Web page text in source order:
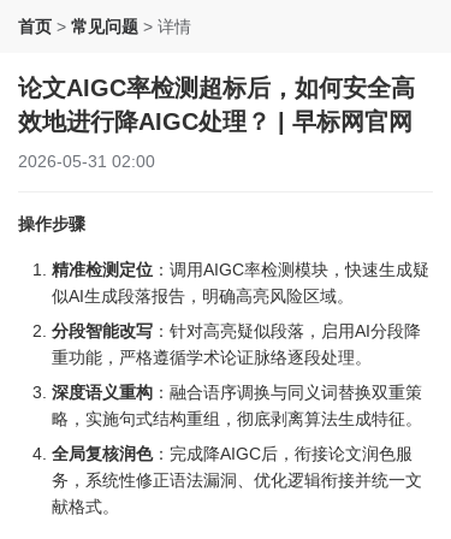
首页 > 常见问题 > 详情
论文AIGC率检测超标后，如何安全高
效地进行降AIGC处理？ | 早标网官网
2026-05-31 02:00
操作步骤
精准检测定位 ：调用AIGC率检测模块，快速生成疑
似AI生成段落报告，明确高亮风险区域。
分段智能改写 ：针对高亮疑似段落，启用AI分段降
重功能，严格遵循学术论证脉络逐段处理。
深度语义重构 ：融合语序调换与同义词替换双重策
略，实施句式结构重组，彻底剥离算法生成特征。
全局复核润色：完成降AIGC后，衔接论文润色服
务，系统性修正语法漏洞、优化逻辑衔接并统一文
献格式。